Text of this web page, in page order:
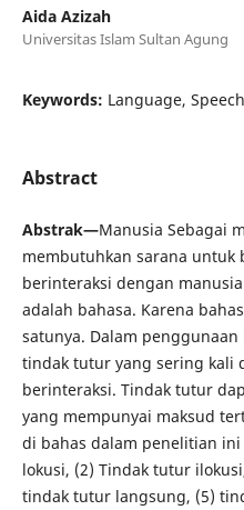
Aida Azizah
Universitas Islam Sultan Agung
Keywords: Language,
Abstract
Abstrak—Manusia Sebagai
membutuhkan sarana untuk
berinteraksi dengan
adalah bahasa. Karena
satunya. Dalam
tindak tutur yang sering kali
berinteraksi. Tindak tutur
yang mempunyai maksud
di bahas dalam penelitian
lokusi, (2) Tindak tutur
tindak tutur langsung, (5)